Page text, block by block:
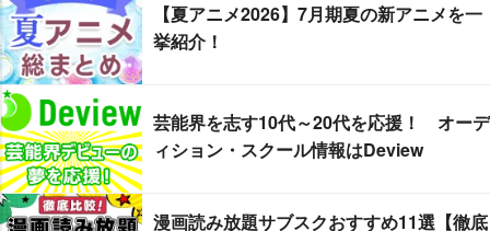
【夏アニメ2026】7月期夏の新アニメを一
挙紹介！
芸能界を志す10代～20代を応援！ オーデ
ィション・スクール情報はDeview
漫画読み放題サブスクおすすめ11選【徹底